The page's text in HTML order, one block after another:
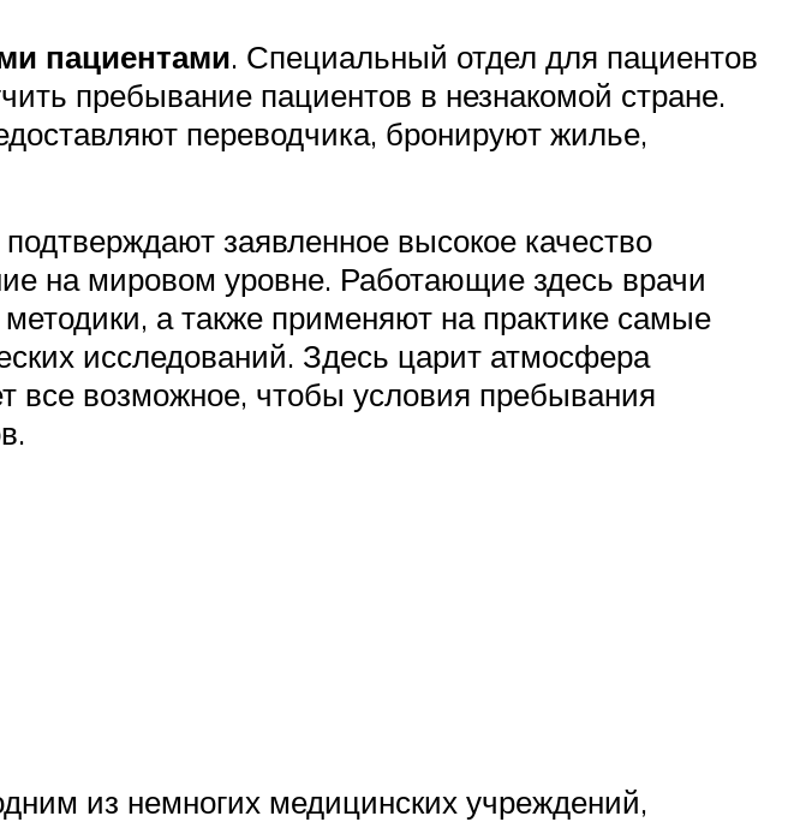
пациентами. Специальный отдел для пациентов
пребывание пациентов в незнакомой стране.
переводчика, бронируют жилье,
заявленное высокое качество
на мировом уровне. Работающие здесь врачи
а также применяют на практике самые
исследований. Здесь царит атмосфера
все возможное, чтобы условия пребывания
из немногих медицинских учреждений,